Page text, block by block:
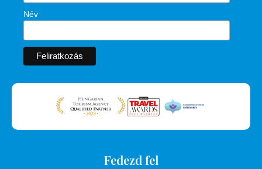
Név
Fedezd fel